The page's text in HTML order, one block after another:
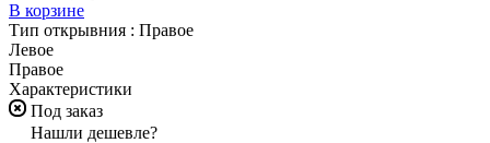
В корзине
Тип открывния : Правое
Левое
Правое
Характеристики
Под заказ
Нашли дешевле?